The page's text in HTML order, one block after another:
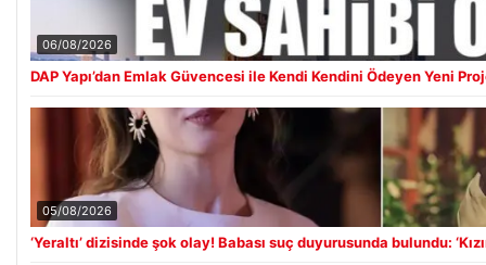
06/08/2026
DAP Yapı’dan Emlak Güvencesi ile Kendi Kendini Ödeyen Yeni
05/08/2026
‘Yeraltı’ dizisinde şok olay! Babası suç duyurusunda bulundu: